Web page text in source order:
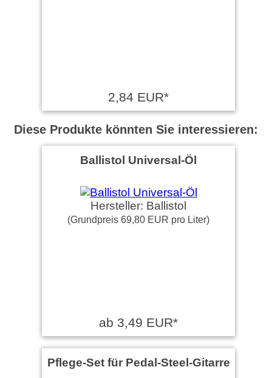
2,84 EUR*
Diese Produkte könnten Sie interessieren:
Ballistol Universal-Öl
Hersteller: Ballistol
(Grundpreis 69,80 EUR pro Liter)
ab 3,49 EUR*
Pflege-Set für Pedal-Steel-Gitarre